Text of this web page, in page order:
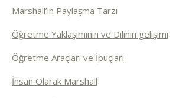
Marshall’ın Paylaşma Tarzı
Öğretme Yaklaşımının ve Dilinin gelişimi
Öğretme Araçları ve İpuçları
İnsan Olarak Marshall